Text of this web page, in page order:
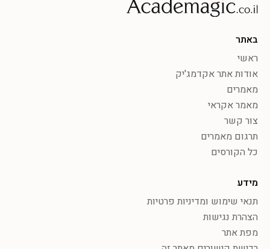
באתר
ראשי
אודות אתר אקדמג'יק
מאמרים
מאמר אקראי
צור קשר
תרגום מאמרים
כל הקורסים
מידע
תנאי שימוש ומדיניות פרטיות
הצהרת נגישות
מפת אתר